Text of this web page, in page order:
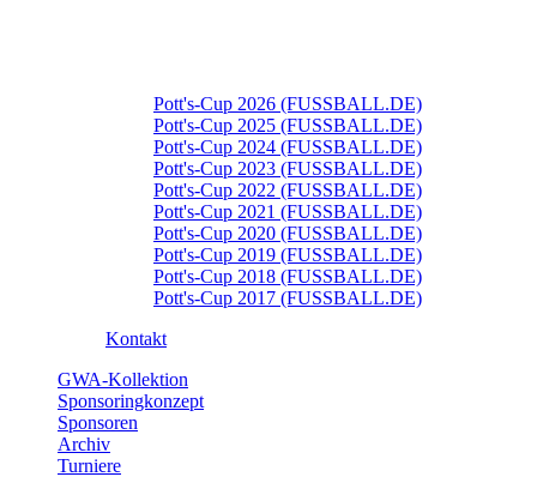
Pott's-Cup 2026 (FUSSBALL.DE)
Pott's-Cup 2025 (FUSSBALL.DE)
Pott's-Cup 2024 (FUSSBALL.DE)
Pott's-Cup 2023 (FUSSBALL.DE)
Pott's-Cup 2022 (FUSSBALL.DE)
Pott's-Cup 2021 (FUSSBALL.DE)
Pott's-Cup 2020 (FUSSBALL.DE)
Pott's-Cup 2019 (FUSSBALL.DE)
Pott's-Cup 2018 (FUSSBALL.DE)
Pott's-Cup 2017 (FUSSBALL.DE)
Kontakt
GWA-Kollektion
Sponsoringkonzept
Sponsoren
Archiv
Turniere